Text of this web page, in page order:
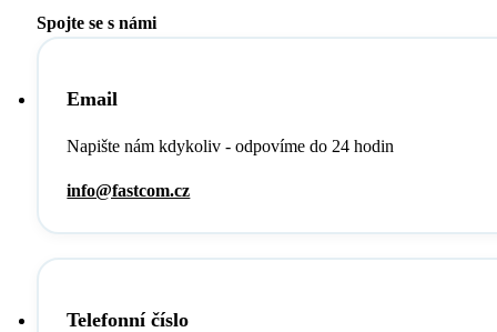
Spojte se s námi
Email
Napište nám kdykoliv - odpovíme do 24 hodin
info@fastcom.cz
Telefonní číslo